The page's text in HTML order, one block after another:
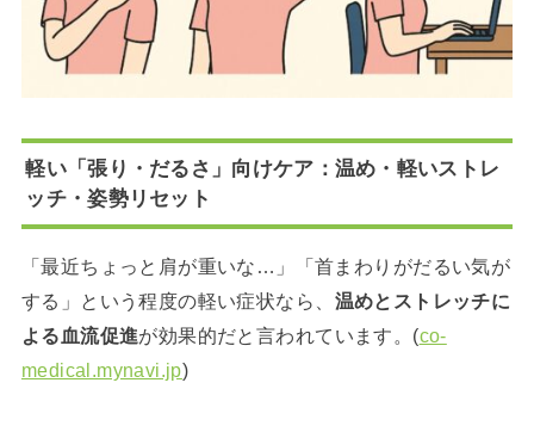
軽い「張り・だるさ」向けケア：温め・軽いストレ
ッチ・姿勢リセット
「最近ちょっと肩が重いな…」「首まわりがだるい気が
する」という程度の軽い症状なら、 温めとストレッチに
よる血流促進が効果的だと言われています。(co-
medical.mynavi.jp)